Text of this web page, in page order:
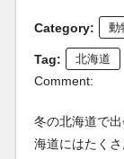
Category: 動
Tag: 北海道
Comment:
冬の北海道で
海道にはたく